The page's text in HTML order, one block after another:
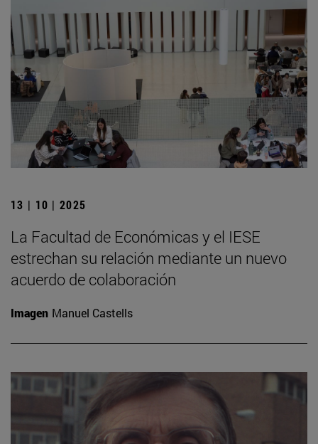
13 | 10 | 2025
La Facultad de Económicas y el IESE
estrechan su relación mediante un nuevo
acuerdo de colaboración
Imagen Manuel Castells